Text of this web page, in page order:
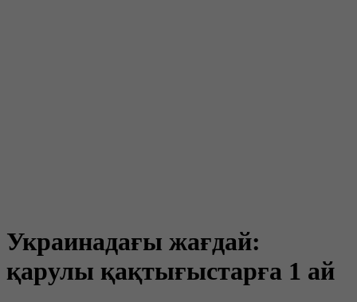
Украинадағы жағдай:
қарулы қақтығыстарға 1 ай